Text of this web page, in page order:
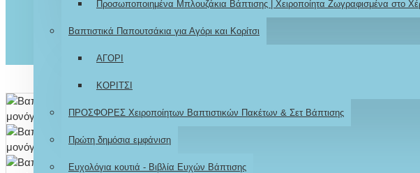
Προσωποποιημένα Μπλουζάκια Βάπτισης | Χειροποίητα Ζωγραφισμένα στο
Βαπτιστικά Παπουτσάκια για Αγόρι και Κορίτσι
ΑΓΟΡΙ
ΚΟΡΙΤΣΙ
ΠΡΟΣΦΟΡΕΣ Χειροποίητων Βαπτιστικών Πακέτων & Σετ Βάπτισης
Πρώτη δημόσια εμφάνιση
Ευχολόγια κουτιά - Βιβλία Ευχών Βάπτισης